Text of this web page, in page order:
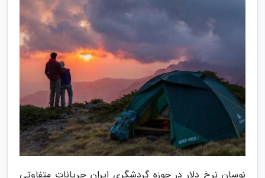
نوسان نرخ دلار در حوزه گردشگری ایران جریانات متفاوتی